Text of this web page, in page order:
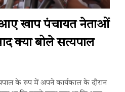
आए खाप पंचायत नेताओं
क्या बोले सत्यपाल
के रूप में अपने कार्यकाल के दौरान